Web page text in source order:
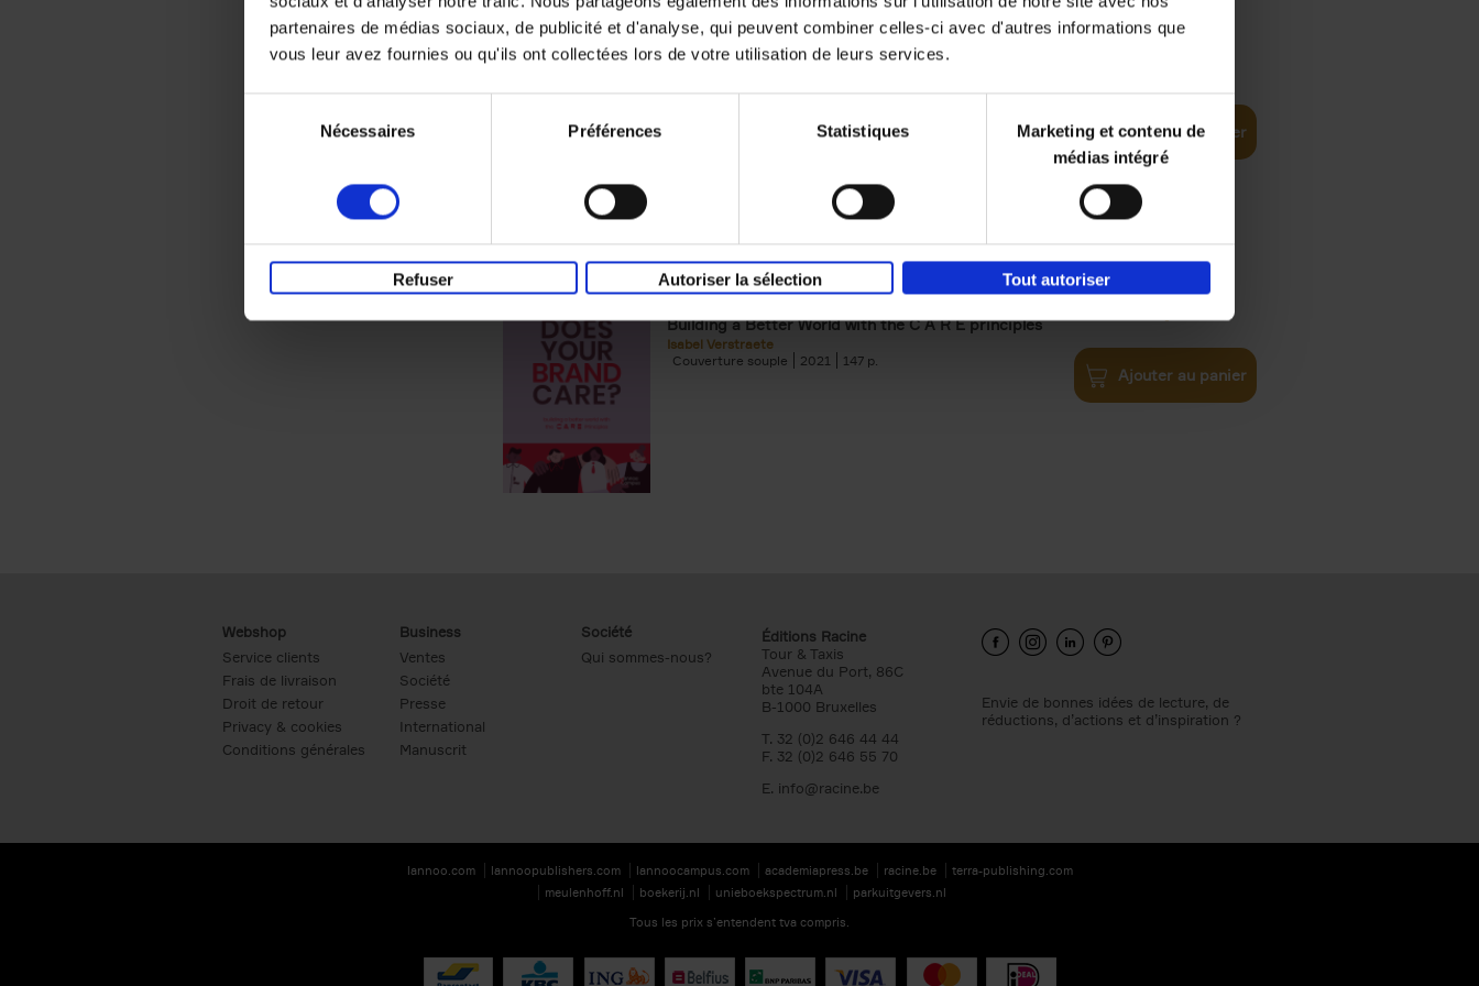
partenaires de médias sociaux, de publicité et d'analyse, qui peuvent combiner celles-ci avec d'autres informations que
vous leur avez fournies ou qu'ils ont collectées lors de votre utilisation de leurs services.
Nécessaires Préférences Statistiques
Marketing et contenu de
médias intégré
Refuser Autoriser la sélection Tout autoriser
Digital marketing like a PRO -
completely revised edition
Ajouter au panier
Does Your Brand Care?
Building a Better World with the C A R E principles
Isabel Verstraete
Couverture souple
2021 147
€34,99
Ajouter au panier
Webshop
Service clients
Frais de livraison
Droit de retour
Privacy & cookies
Conditions générales
Business
Ventes
Société
Presse
International
Manuscrit
Société
Qui sommes-nous?
Éditions Racine
Tour & Taxis
Avenue du Port, 86C
bte 104A
B-1000 Bruxelles
T. 32 (0)2 646 44 44
F. 32 (0)2 646 55 70
E. info@racine.be
Envie de bonnes idées de lecture, de
réductions, d’actions et d’inspiration ?
lannoo.com lannoopublishers.com lannoocampus.com academiapress.be racine.be
terra-publishing.com
meulenhoff.nl
boekerij.nl unieboekspectrum.nl
parkuitgevers.nl
Tous les prix s’entendent tva compris.